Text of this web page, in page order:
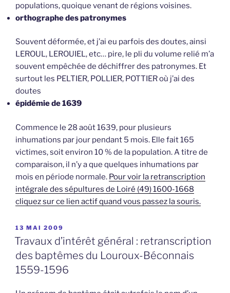
populations, quoique venant de régions voisines.
orthographe des patronymes
Souvent déformée, et j’ai eu parfois des doutes, ainsi
LEROUL, LEROUIEL, etc… pire, le pli du volume relié m’a
souvent empêchée de déchiffrer des patronymes. Et
surtout les PELTIER, POLLIER, POTTIER où j’ai des
doutes
épidémie de 1639
Commence le 28 août 1639, pour plusieurs
inhumations par jour pendant 5 mois. Elle fait 165
victimes, soit environ 10 % de la population. A titre de
comparaison, il n’y a que quelques inhumations par
mois en période normale. Pour voir la retranscription
intégrale des sépultures de Loiré (49) 1600-1668
cliquez sur ce lien actif quand vous passez la souris.
PUBLIÉ
LE
13 MAI 2009
Travaux d’intérêt général : retranscription
des baptêmes du Louroux-Béconnais
1559-1596